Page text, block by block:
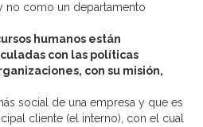
no como un departamento
humanos están
con las políticas
con su misión,
social de una empresa y que es
cliente (el interno), con el cual